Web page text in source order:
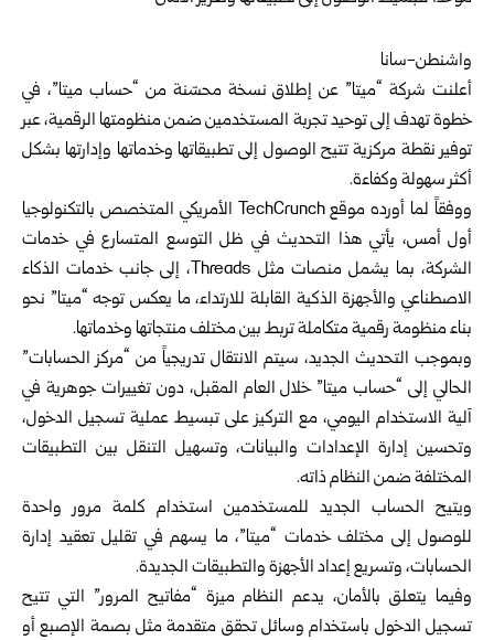
واشنطن-سانا
أعلنت شركة “ميتا” عن إطلاق نسخة محسّنة من “حساب ميتا”، في
خطوة تهدف إلى توحيد تجربة المستخدمين ضمن منظومتها الرقمية، عبر
توفير نقطة مركزية تتيح الوصول إلى تطبيقاتها وخدماتها وإدارتها بشكل
أكثر سهولة وكفاءة.
ووفقاً لما أورده موقع TechCrunch الأمريكي المتخصص بالتكنولوجيا
أول أمس، يأتي هذا التحديث في ظل التوسع المتسارع في خدمات
الشركة، بما يشمل منصات مثل Threads، إلى جانب خدمات الذكاء
الاصطناعي والأجهزة الذكية القابلة للارتداء، ما يعكس توجه “ميتا” نحو
بناء منظومة رقمية متكاملة تربط بين مختلف منتجاتها وخدماتها.
وبموجب التحديث الجديد، سيتم الانتقال تدريجياً من “مركز الحسابات”
الحالي إلى “حساب ميتا” خلال العام المقبل، دون تغييرات جوهرية في
آلية الاستخدام اليومي، مع التركيز على تبسيط عملية تسجيل الدخول،
وتحسين إدارة الإعدادات والبيانات، وتسهيل التنقل بين التطبيقات
المختلفة ضمن النظام ذاته.
ويتيح الحساب الجديد للمستخدمين استخدام كلمة مرور واحدة
للوصول إلى مختلف خدمات “ميتا”، ما يسهم في تقليل تعقيد إدارة
الحسابات، وتسريع إعداد الأجهزة والتطبيقات الجديدة.
وفيما يتعلق بالأمان، يدعم النظام ميزة “مفاتيح المرور” التي تتيح
تسجيل الدخول باستخدام وسائل تحقق متقدمة مثل بصمة الإصبع أو